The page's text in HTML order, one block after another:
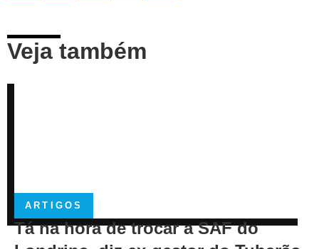
Veja também
ARTIGOS
Tá na hora de trocar a SAF do